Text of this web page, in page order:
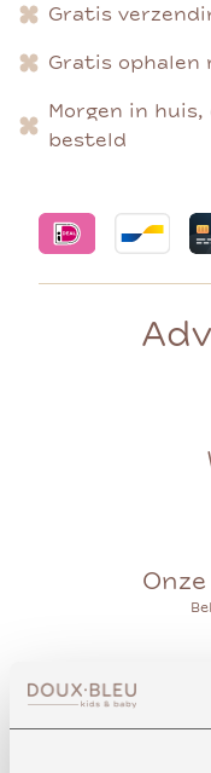
Gratis
Gratis ophalen
Morgen in huis,
besteld